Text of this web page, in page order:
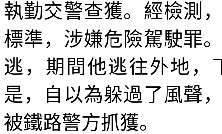
執勤交警查獲。經檢測
標準，涉嫌危險駕駛罪
逃，期間他逃往外地，
是，自以為躲過了風聲
被鐵路警方抓獲。